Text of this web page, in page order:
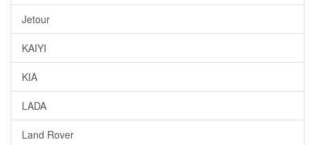
Jetour
KAIYI
KIA
LADA
Land Rover